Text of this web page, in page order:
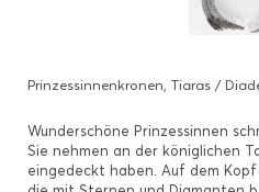
Prinzessinnenkronen, Tiaras /
Wunderschöne Prinzessinnen
Sie nehmen an der königlichen
eingedeckt haben. Auf dem